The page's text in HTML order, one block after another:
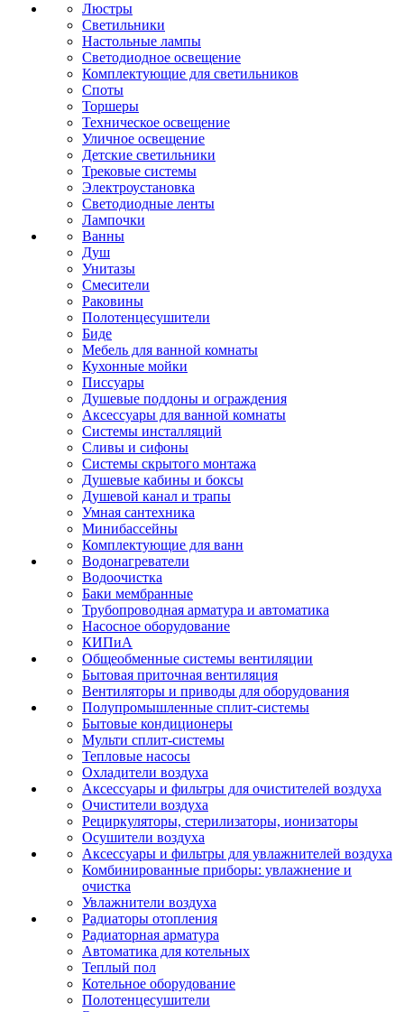
Люстры
Светильники
Настольные лампы
Светодиодное освещение
Комплектующие для светильников
Споты
Торшеры
Техническое освещение
Уличное освещение
Детские светильники
Трековые системы
Электроустановка
Светодиодные ленты
Лампочки
Ванны
Душ
Унитазы
Смесители
Раковины
Полотенцесушители
Биде
Мебель для ванной комнаты
Кухонные мойки
Писсуары
Душевые поддоны и ограждения
Аксессуары для ванной комнаты
Системы инсталляций
Сливы и сифоны
Системы скрытого монтажа
Душевые кабины и боксы
Душевой канал и трапы
Умная сантехника
Минибассейны
Комплектующие для ванн
Водонагреватели
Водоочистка
Баки мембранные
Трубопроводная арматура и автоматика
Насосное оборудование
КИПиА
Общеобменные системы вентиляции
Бытовая приточная вентиляция
Вентиляторы и приводы для оборудования
Полупромышленные сплит-системы
Бытовые кондиционеры
Мульти сплит-системы
Тепловые насосы
Охладители воздуха
Аксессуары и фильтры для очистителей воздуха
Очистители воздуха
Рециркуляторы, стерилизаторы, ионизаторы
Осушители воздуха
Аксессуары и фильтры для увлажнителей воздуха
Комбинированные приборы: увлажнение и
очистка
Увлажнители воздуха
Радиаторы отопления
Радиаторная арматура
Автоматика для котельных
Теплый пол
Котельное оборудование
Полотенцесушители